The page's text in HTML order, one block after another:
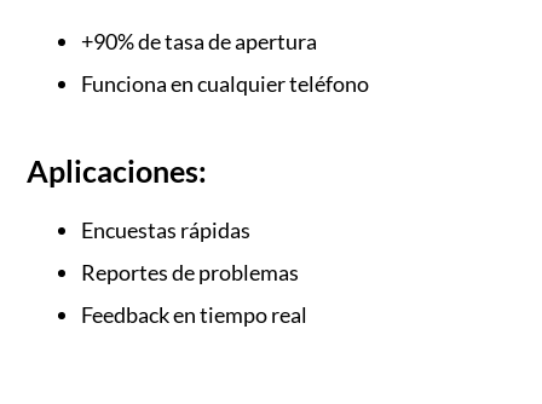
+90% de tasa de apertura
Funciona en cualquier teléfono
Aplicaciones:
Encuestas rápidas
Reportes de problemas
Feedback en tiempo real